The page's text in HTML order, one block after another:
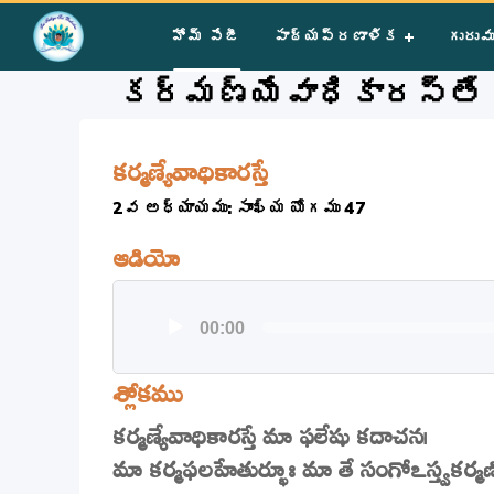
హోమ్ పేజీ పాఠ్యప్రణాళిక
Courses »Group III »Year I» Prayer »
కర్మణ్యేవాధికారస్తే
కర్మణ్యేవాధికారస్తే
2వ అధ్యాయము: సాంఖ్య యోగము 47
ఆడియో
00:00
శ్లోకము
కర్మణ్యేవాధికారస్తే మా ఫలేషు కదాచన।
మా కర్మఫలహేతుర్భూః మా తే